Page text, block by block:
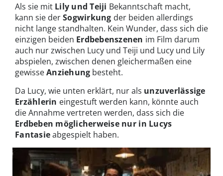
Als sie mit Lily und Teiji Bekanntschaft macht,
kann sie derSogwirkung der beiden allerdings
nicht lange standhalten. Kein Wunder, dass sich die
einzigen beiden Erdbebenszenen im Film darum
auch nur zwischen Lucy und Teiji und Lucy und Lily
abspielen, zwischen denen gleichermaßen eine
gewisseAnziehung besteht.
Da Lucy, wie unten erklärt, nur als unzuverlässige
Erzählerin eingestuft werden kann, könnte auch
die Annahme vertreten werden, dass sich die
Erdbeben möglicherweise nur in Lucys
Fantasieabgespielt haben.